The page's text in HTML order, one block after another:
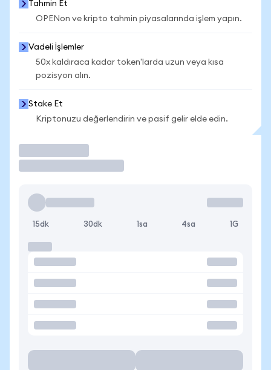
Tahmin Et
OPENon ve kripto tahmin piyasalarında işlem yapın.
Vadeli İşlemler
50x kaldıraca kadar token'larda uzun veya kısa
pozisyon alın.
Stake Et
Kriptonuzu değerlendirin ve pasif gelir elde edin.
15dk 30dk 1sa 4sa 1G